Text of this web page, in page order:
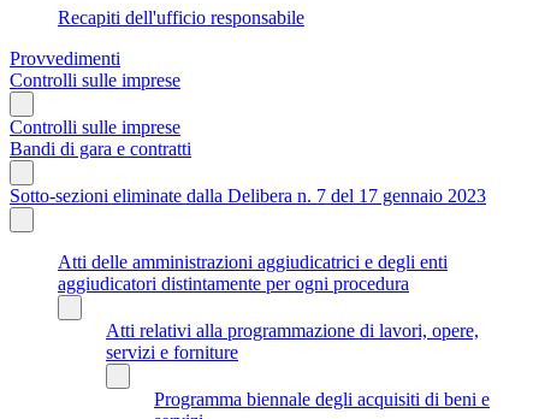
Recapiti dell'ufficio responsabile
Provvedimenti
Controlli sulle imprese
Controlli sulle imprese
Bandi di gara e contratti
Sotto-sezioni eliminate dalla Delibera n. 7 del 17 gennaio 2023
Atti delle amministrazioni aggiudicatrici e degli enti
aggiudicatori distintamente per ogni procedura
Atti relativi alla programmazione di lavori, opere,
servizi e forniture
Programma biennale degli acquisiti di beni e